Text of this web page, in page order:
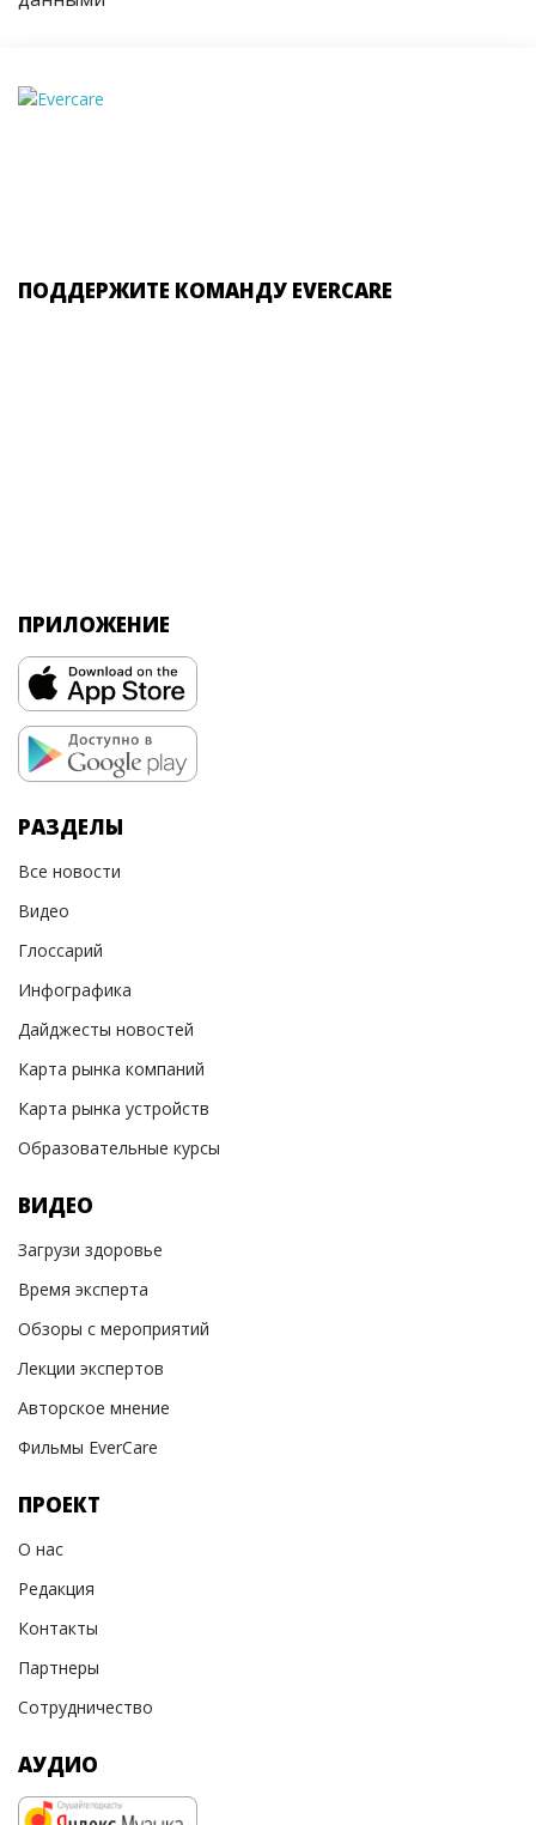
ПОДДЕРЖИТЕ КОМАНДУ EVERCARE
ПРИЛОЖЕНИЕ
РАЗДЕЛЫ
Все новости
Видео
Глоссарий
Инфографика
Дайджесты новостей
Карта рынка компаний
Карта рынка устройств
Образовательные курсы
ВИДЕО
Загрузи здоровье
Время эксперта
Обзоры с мероприятий
Лекции экспертов
Авторское мнение
Фильмы EverCare
ПРОЕКТ
О нас
Редакция
Контакты
Партнеры
Сотрудничество
АУДИО